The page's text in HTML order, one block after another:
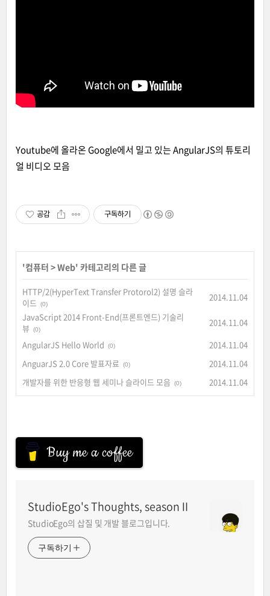
Youtube에 올라온 Google에서 밀고 있는 AngularJS의 튜토리
얼 비디오 모음
공감 구독하기
'컴퓨터 >Web' 카테고리의 다른 글
HTTP/2(HyperText Transfer Protorol2) 설명 슬라
이드
(0)
2014.11.04
JavaScript 2014 Front-End(프론트엔드) 기술리
뷰
(0)
2014.11.04
AngularJS Hello World
(0)
2014.11.04
AnguarJS 2.0 Core 발표자료
(0)
2014.11.04
개발자를 위한 반응형 웹 세미나 슬라이드 모음
(0) 2014.11.04
Buy me a coffee
StudioEgo's Thoughts, seasonⅡ
StudioEgo의 삽질 및 개발 블로그입니다.
구독하기